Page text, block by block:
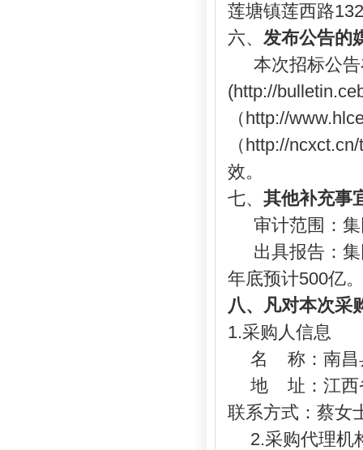
莲塘镇莲西路
六、 发布公告的
本次招标公
(http://
（http://
（http://
效。
七、 其他补充事
审计范围：
出具报告：
年底预计500亿
八、凡对本次采
1.采购人信息
名
称：南
地
址：江
联系方式：
2.采购代理机